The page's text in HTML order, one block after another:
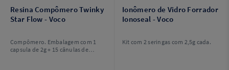
Resina Compômero Twinky
Star Flow - Voco
Compômero. Embalagem com 1
capsula de 2g + 15 cânulas de
Ionômero de Vidro Forrador
Ionoseal - Voco
Kit com 2 seringas com 2,5g cada.